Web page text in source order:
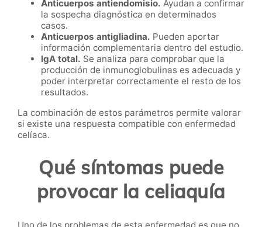
Anticuerpos antiendomisio. Ayudan a confirmar
la sospecha diagnóstica en determinados
casos.
Anticuerpos antigliadina. Pueden aportar
información complementaria dentro del estudio.
IgA total. Se analiza para comprobar que la
producción de inmunoglobulinas es adecuada y
poder interpretar correctamente el resto de los
resultados.
La combinación de estos parámetros permite valorar
si existe una respuesta compatible con enfermedad
celíaca.
Qué síntomas puede
provocar la celiaquía